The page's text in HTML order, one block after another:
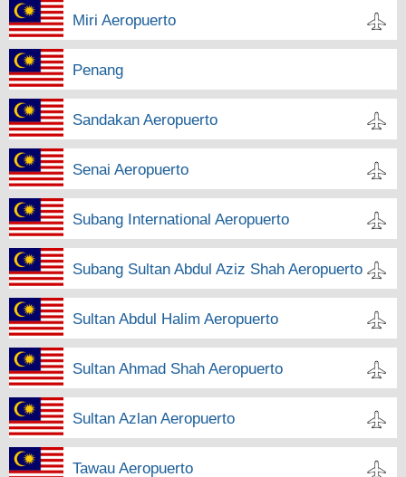
Miri Aeropuerto
Penang
Sandakan Aeropuerto
Senai Aeropuerto
Subang International Aeropuerto
Subang Sultan Abdul Aziz Shah Aeropuerto
Sultan Abdul Halim Aeropuerto
Sultan Ahmad Shah Aeropuerto
Sultan Azlan Aeropuerto
Tawau Aeropuerto